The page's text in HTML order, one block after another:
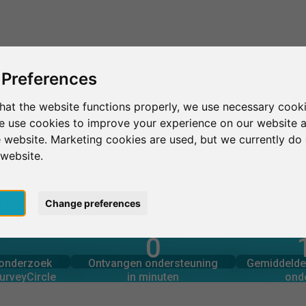
the website functions properly, we use necessary
use cookies to improve your experience on our website
website. Marketing cookies are used, but we currently
Change preferences
Polytechnique Montréal
via 0
Ontvangen ondersteuning
in minuten
0
Ondersteuning geboden
in minuten
Aantal